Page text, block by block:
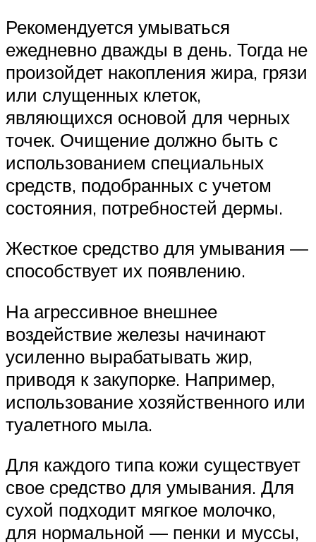
Рекомендуется умываться
ежедневно дважды в день. Тогда не
произойдет накопления жира, грязи
или слущенных клеток,
являющихся основой для черных
точек. Очищение должно быть с
использованием специальных
средств, подобранных с учетом
состояния, потребностей дермы.
Жесткое средство для умывания —
способствует их появлению.
На агрессивное внешнее
воздействие железы начинают
усиленно вырабатывать жир,
приводя к закупорке. Например,
использование хозяйственного или
туалетного мыла.
Для каждого типа кожи существует
свое средство для умывания. Для
сухой подходит мягкое молочко,
для нормальной — пенки и муссы,